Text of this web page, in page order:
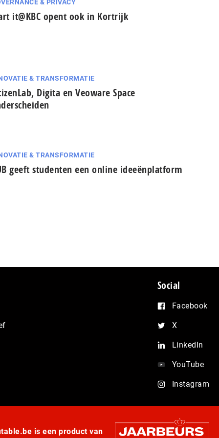
& PRIVACY
it@KBC opent ook in Kortrijk
& TRANSFORMATIE
Digita en Veoware Space
& TRANSFORMATIE
geeft studenten een online ideeënplatform
Social
Facebook
X
LinkedIn
YouTube
Instagram
is een product van